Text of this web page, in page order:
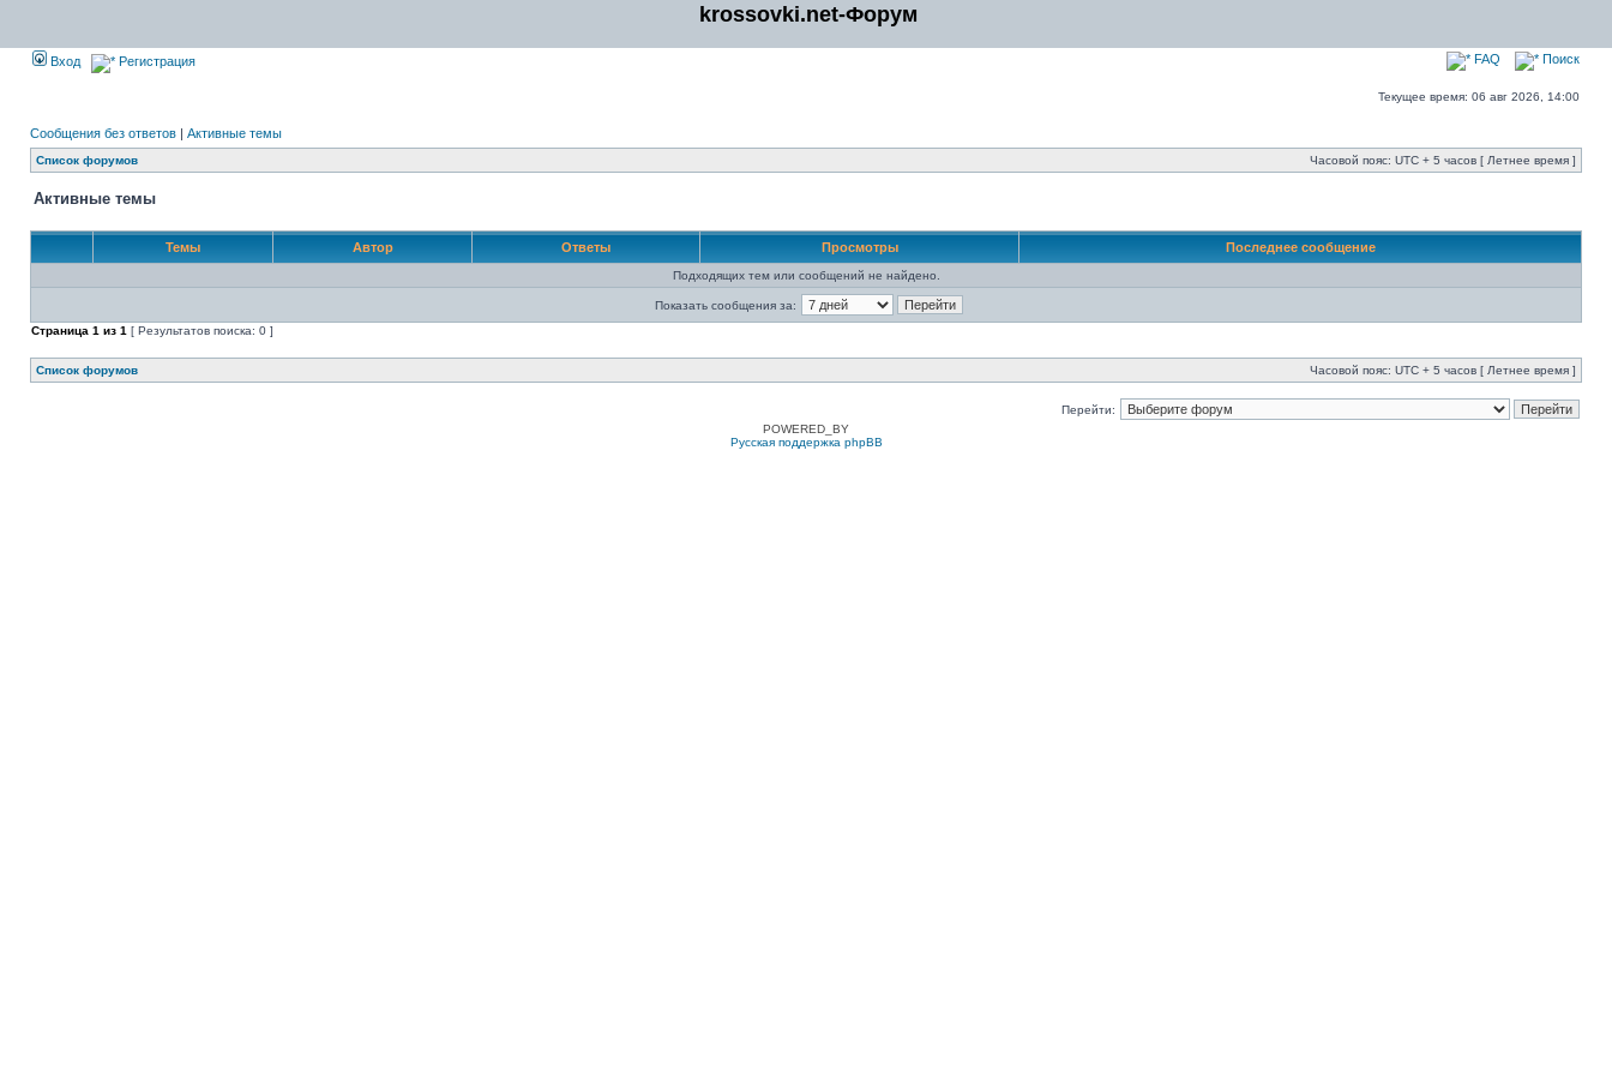
krossovki.net-Форум
Вход Регистрация FAQ Поиск
Текущее время: 06 авг 2026, 14:00
Сообщения без ответов | Активные темы
Список форумов Часовой пояс: UTC + 5 часов [ Летнее время ]
Активные темы
Темы Автор Ответы Просмотры Последнее сообщение
Подходящих тем или сообщений не найдено.
Показать сообщения за:
Страница 1 из 1 [ Результатов поиска: 0 ]
Список форумов Часовой пояс: UTC + 5 часов [ Летнее время ]
Перейти:
POWERED_BY
Русская поддержка phpBB